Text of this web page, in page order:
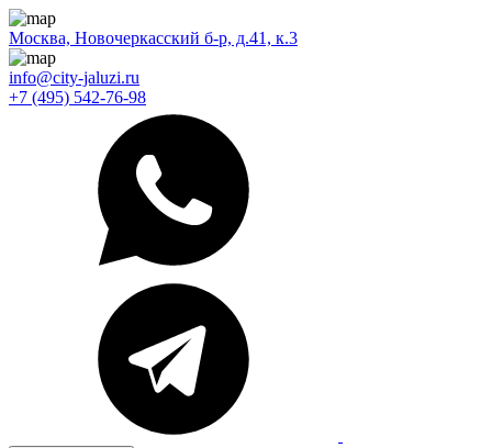
Москва, Новочеркасский б-р, д.41, к.3
info@city-jaluzi.ru
+7 (495) 542-76-98